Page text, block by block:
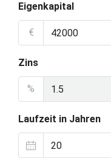
Eigenkapital
€
Zins
%
Laufzeit in Jahren